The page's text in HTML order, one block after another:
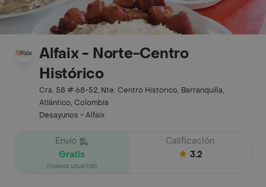
Alfaix - Norte-Centro
Histórico
Cra. 58 # 68-52, Nte. Centro Historico, Barranquilla,
Atlántico, Colombia
Desayunos - Alfaix
Envío
Gratis
(nuevos usuarios)
Calificación
3.2